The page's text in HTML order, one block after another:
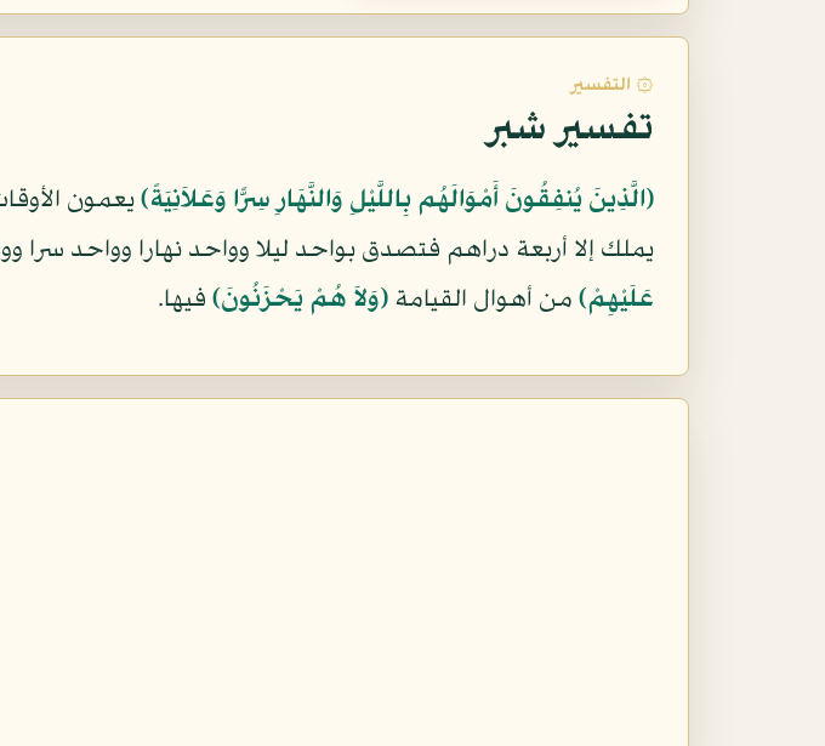
۞ التفسير
تفسير شبر
﴿الَّذِينَ يُنفِقُونَ أَمْوَالَهُم بِاللَّيْلِ وَالنَّهَارِ سِرًّا وَعَلاَنِيَةً﴾يعمون
يملك إلا أربعة دراهم فتصدق بواحد ليلا وواحد نهارا وواحد سرا
عَلَيْهِمْ﴾ من أهوال القيامة ﴿وَلاَ هُمْ يَحْزَنُونَ﴾ فيها.